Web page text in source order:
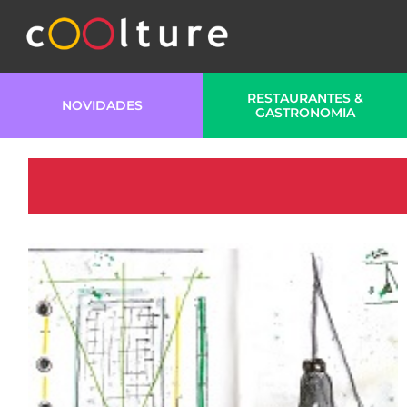
NOVIDADES
RESTAURANTES &
GASTRONOMIA